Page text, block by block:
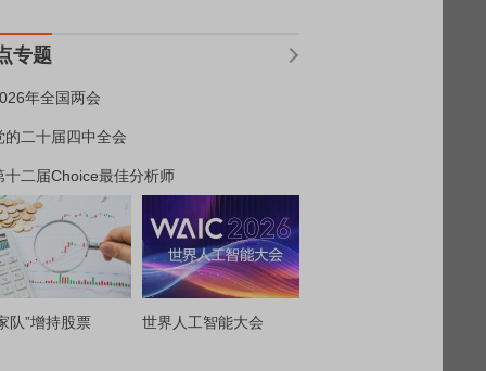
专题
年全国两会
的二十届四中全会
十二届Choice最佳分析师
队”增持股票 世界人工智能大会